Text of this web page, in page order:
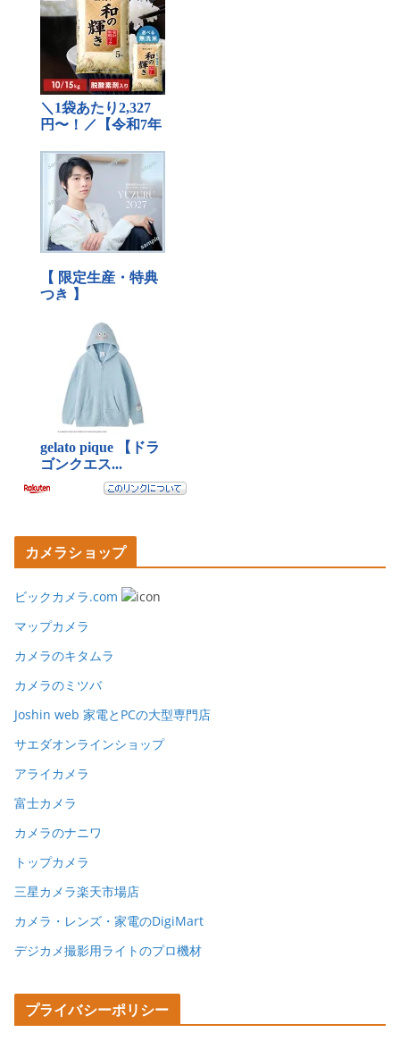
カメラショップ
ビックカメラ.com
マップカメラ
カメラのキタムラ
カメラのミツバ
Joshin web 家電とPCの大型専門店
サエダオンラインショップ
アライカメラ
富士カメラ
カメラのナニワ
トップカメラ
三星カメラ楽天市場店
カメラ・レンズ・家電のDigiMart
デジカメ撮影用ライトのプロ機材
プライバシーポリシー